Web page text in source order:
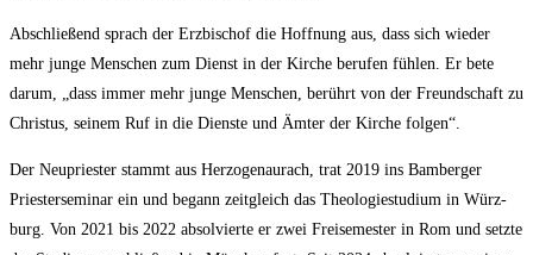
Abschlie­ßend sprach der Erz­bi­schof die Hoff­nung aus, dass sich wie­der
mehr jun­ge Men­schen zum Dienst in der Kir­che beru­fen füh­len. Er bete
dar­um, „dass immer mehr jun­ge Men­schen, berührt von der Freund­schaft zu
Chris­tus, sei­nem Ruf in die Diens­te und Ämter der Kir­che folgen“.
Der Neu­pries­ter stammt aus Her­zo­gen­au­rach, trat 2019 ins Bam­ber­ger
Pries­ter­se­mi­nar ein und begann zeit­gleich das Theo­lo­gie­stu­di­um in Würz­
burg. Von 2021 bis 2022 absol­vier­te er zwei Frei­se­mes­ter in Rom und setz­te